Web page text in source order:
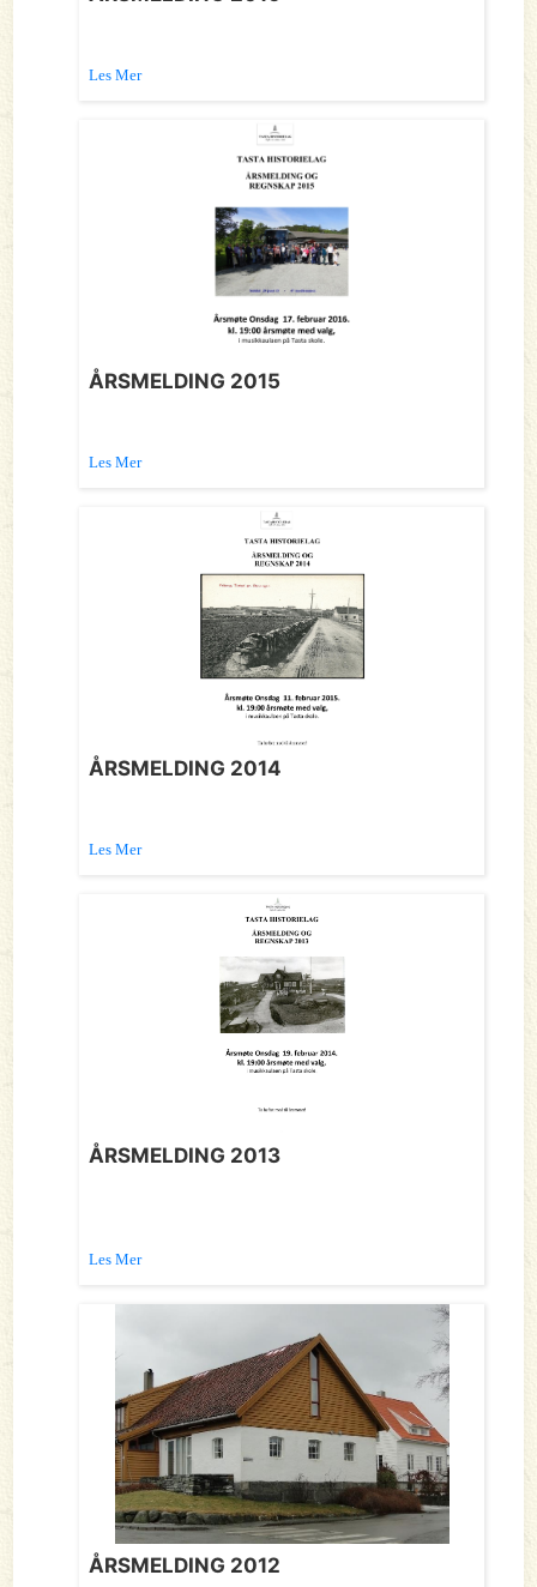
Les Mer
ÅRSMELDING 2015
Les Mer
ÅRSMELDING 2014
Les Mer
ÅRSMELDING 2013
Les Mer
ÅRSMELDING 2012